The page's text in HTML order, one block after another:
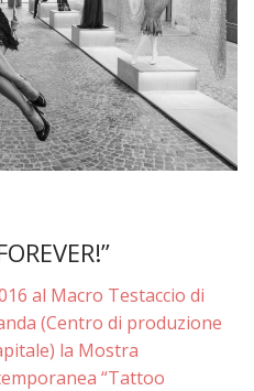
al Macro Testaccio di
(Centro di produzione
la Mostra
“Tattoo